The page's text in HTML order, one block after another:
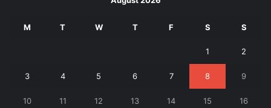
M T W T F S S
1 2
3 4 5 6 7 8 9
10 11 12 13 14 15 16